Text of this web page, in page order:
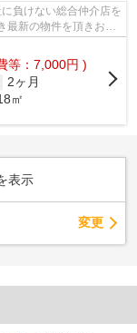
負けない総合仲介店を
最新の物件を頂きお客
等：7,000円 )
2ヶ月
㎡
表示
変更